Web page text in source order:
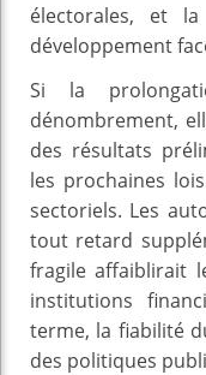
électorales, et
développement
Si la
dénombrement,
des résultats
les prochaines
sectoriels. Les
tout retard
fragile affaiblirait
institutions
terme, la fiabilité
des politiques